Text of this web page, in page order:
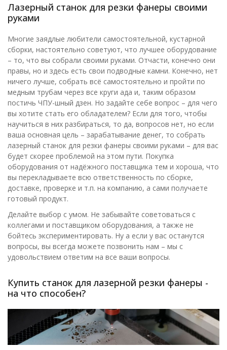
Лазерный станок для резки фанеры своими
руками
Многие заядлые любители самостоятельной, кустарной
сборки, настоятельно советуют, что лучшее оборудование
– то, что вы собрали своими руками. Отчасти, конечно они
правы, но и здесь есть свои подводные камни. Конечно, нет
ничего лучше, собрать всё самостоятельно и пройти по
медным трубам через все круги ада и, таким образом
постичь ЧПУ-шный дзен. Но задайте себе вопрос – для чего
вы хотите стать его обладателем? Если для того, чтобы
научиться в них разбираться, то да, вопросов нет, но если
ваша основная цель – зарабатывание денег, то собрать
лазерный станок для резки фанеры своими руками – для вас
будет скорее проблемой на этом пути. Покупка
оборудования от надёжного поставщика тем и хороша, что
вы перекладываете всю ответственность по сборке,
доставке, проверке и т.п. на компанию, а сами получаете
готовый продукт.
Делайте выбор с умом. Не забывайте советоваться с
коллегами и поставщиком оборудования, а также не
бойтесь экспериментировать. Ну а если у вас останутся
вопросы, вы всегда можете позвонить нам – мы с
удовольствием ответим на все ваши вопросы.
Купить станок для лазерной резки фанеры -
на что способен?